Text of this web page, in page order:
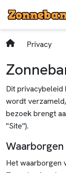
Privacy
Dit
wordt
bezoek brengt
"Site").
Het waarborgen